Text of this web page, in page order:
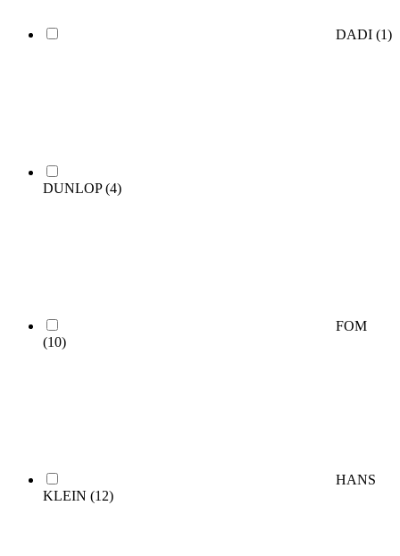
DADI (1)
DUNLOP(4)
FOM
(10)
HANS
KLEIN (12)